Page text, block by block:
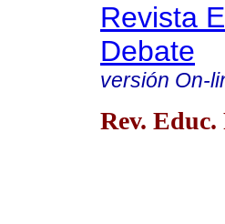
Revista
Debate
versión On-
Rev.